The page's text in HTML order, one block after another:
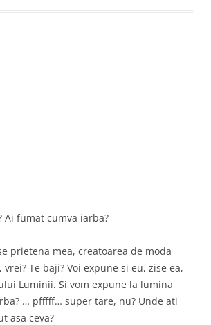
Ai fumat cumva iarba?
prietena mea, creatoarea de moda
Te baji? Voi expune si eu, zise ea,
Luminii. Si vom expune la lumina
… pfffff… super tare, nu? Unde ati
asa ceva?